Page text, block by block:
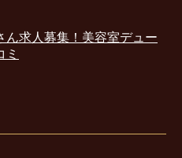
ん求人募集！美容室デュー
ミ